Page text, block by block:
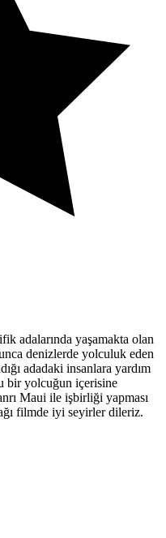
adalarında yaşamakta olan
denizlerde yolculuk eden
adadaki insanlara yardım
bir yolcuğun içerisine
Maui ile işbirliği yapması
filmde iyi seyirler dileriz.